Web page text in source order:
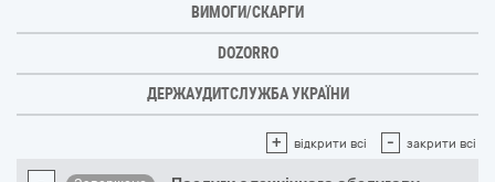
ВИМОГИ/СКАРГИ
DOZORRO
ДЕРЖАУДИТСЛУЖБА УКРАЇНИ
+ відкрити всі - закрити всі